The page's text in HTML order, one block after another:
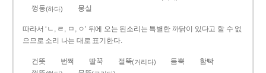
껑둥(하다) 뭉실
따라서 ‘ㄴ, ㄹ, ㅁ, ㅇ’ 뒤에 오는 된소리는 특별한 까닭이 있다고 할 수 없
으므로 소리 나는 대로 표기한다.
건뜻 번쩍 딸꾹 절뚝(거리다) 듬뿍
함빡